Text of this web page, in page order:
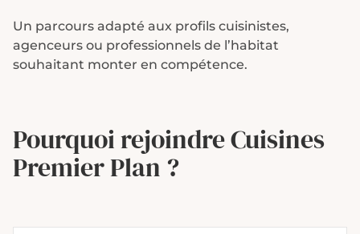
Un parcours adapté aux profils cuisinistes,
agenceurs ou professionnels de l’habitat
souhaitant monter en compétence.
Pourquoi rejoindre Cuisines
Premier Plan ?